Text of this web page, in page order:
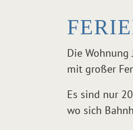
Die
mit großer
Es sind nur
wo sich